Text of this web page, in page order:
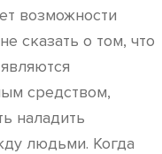
возможности
сказать о том, что
средством,
наладить
людьми. Когда